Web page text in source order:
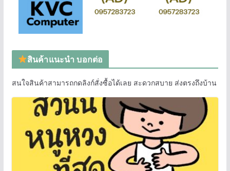
สินค้าแนะนำ บอกต่อ
สนใจสินค้าสามารถกดลิงก์สั่งซื้อได้เลย สะดวกสบาย ส่งตรงถึงบ้าน